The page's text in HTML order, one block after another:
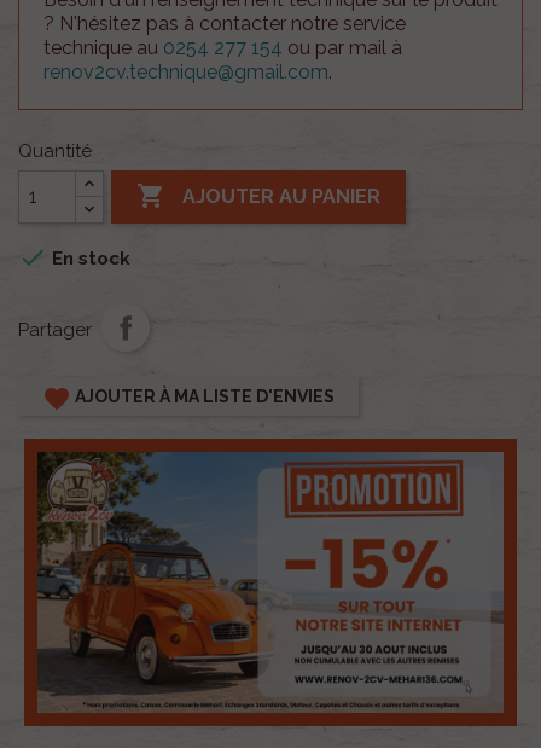
? N'hésitez pas à contacter notre service
technique au 0254 277 154 ou par mail à
renov2cv.technique@gmail.com.
Quantité
 AJOUTER AU PANIER
 En stock
Partager
favorite AJOUTER À MA LISTE D'ENVIES